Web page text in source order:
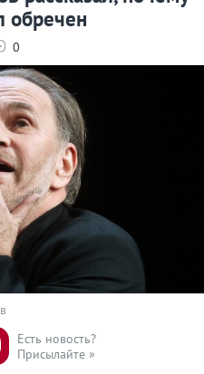
обречен
0
Есть новость?
Присылайте »